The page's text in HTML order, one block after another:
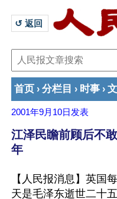
↺ 返回
首页 › 分栏目 › 时事 ›
2001年9月10日 发表
江泽民瞻前顾后不
年
【人民报消息】英国
天是毛泽东逝世二十